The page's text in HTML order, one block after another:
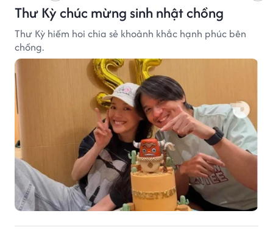
Thư Kỳ chúc mừng sinh nhật chồng
Thư Kỳ hiếm hoi chia sẻ khoảnh khắc hạnh phúc bên
chồng.